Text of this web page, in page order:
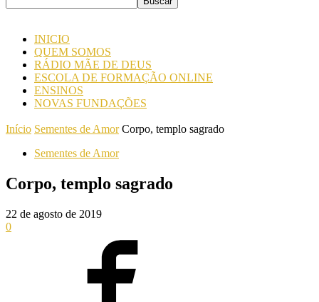
INICIO
QUEM SOMOS
RÁDIO MÃE DE DEUS
ESCOLA DE FORMAÇÃO ONLINE
ENSINOS
NOVAS FUNDAÇÕES
Início Sementes de Amor Corpo, templo sagrado
Sementes de Amor
Corpo, templo sagrado
22 de agosto de 2019
0